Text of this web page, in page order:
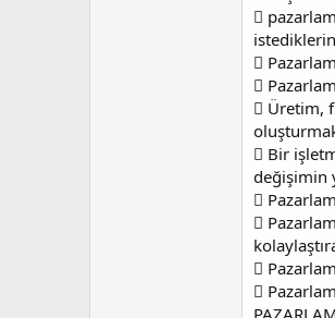



 Üretim,
 Bir
değişimin



